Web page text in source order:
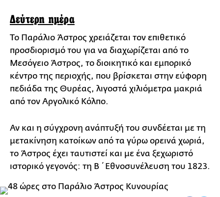
Δεύτερη ημέρα
Το Παράλιο Άστρος χρειάζεται τον επιθετικό
προσδιορισμό του για να διαχωρίζεται από το
Μεσόγειο Άστρος, το διοικητικό και εμπορικό
κέντρο της περιοχής, που βρίσκεται στην εύφορη
πεδιάδα της Θυρέας, λιγοστά χιλιόμετρα μακριά
από τον Αργολικό Κόλπο.
Αν και η σύγχρονη ανάπτυξή του συνδέεται με τη
μετακίνηση κατοίκων από τα γύρω ορεινά χωριά,
το Άστρος έχει ταυτιστεί και με ένα ξεχωριστό
ιστορικό γεγονός: τη Β΄ Εθνοσυνέλευση του 1823.